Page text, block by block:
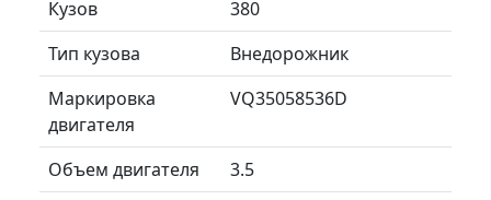
Кузов
380
Тип кузова
Внедорожник
Маркировка
двигателя
VQ35058536D
Объем двигателя
3.5